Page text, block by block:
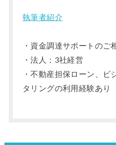
執筆者紹介
・資金調達サポートのご
・法人：3社経営
・不動産担保ローン、ビ
タリングの利用経験あり